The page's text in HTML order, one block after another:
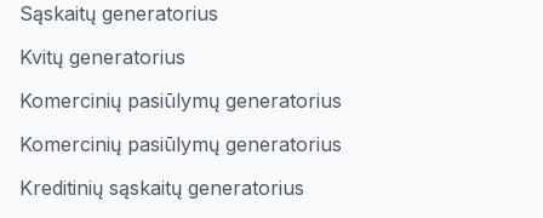
Sąskaitų generatorius
Kvitų generatorius
Komercinių pasiūlymų generatorius
Komercinių pasiūlymų generatorius
Kreditinių sąskaitų generatorius